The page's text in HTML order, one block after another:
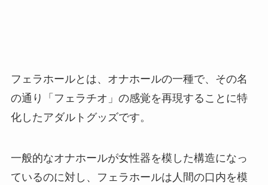
フェラホールとは、オナホールの一種で、その名
の通り「フェラチオ」の感覚を再現することに特
化したアダルトグッズです。
一般的なオナホールが女性器を模した構造になっ
ているのに対し、フェラホールは人間の口内を模